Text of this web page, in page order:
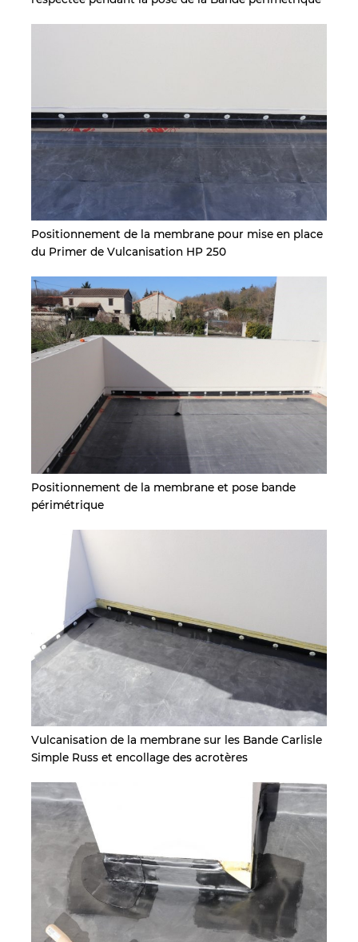
Positionnement de la membrane pour mise en place
du Primer de Vulcanisation HP 250
Positionnement de la membrane et pose bande
périmétrique
Vulcanisation de la membrane sur les Bande Carlisle
Simple Russ et encollage des acrotères